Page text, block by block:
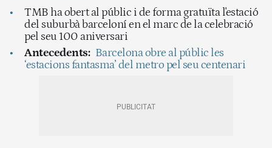
TMB ha obert al públic i de forma gratuïta l'estació
del suburbà barceloní en el marc de la celebració
pel seu 100 aniversari
Antecedents: Barcelona obre al públic les
‘estacions fantasma’ del metro pel seu centenari